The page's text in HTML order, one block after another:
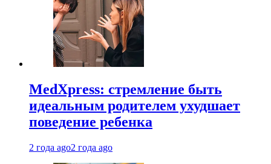
MedXpress: стремление быть
идеальным родителем ухудшает
поведение ребенка
2 года ago2 года ago